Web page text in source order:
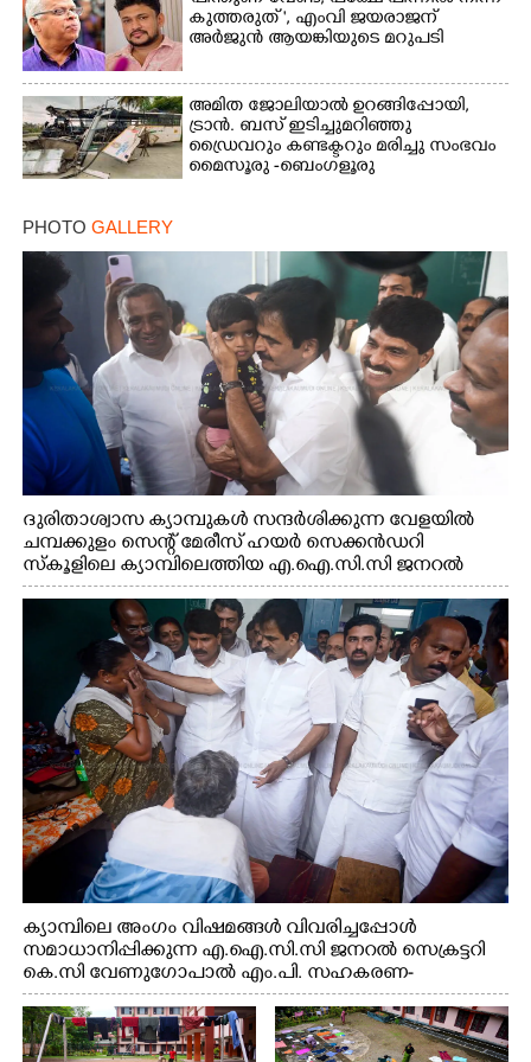
കുത്തരുത് ", എംവി ജയരാജന്
അർജുൻ ആയങ്കിയുടെ മറുപടി
അമിത ജോലിയാൽ ഉറങ്ങിപ്പോയി,
ട്രാൻ. ബസ് ഇടിച്ചുമറിഞ്ഞു
ഡ്രൈവറും കണ്ടക്ടറും മരിച്ചു സംഭവം
മൈസൂരു -ബെംഗളൂരു
PHOTO GALLERY
ദുരിതാശ്വാസ ക്യാമ്പുകൾ സന്ദർശിക്കുന്ന വേളയിൽ
ചമ്പക്കുളം സെന്റ് മേരീസ് ഹയർ സെക്കൻഡറി
സ്കൂളിലെ ക്യാമ്പിലെത്തിയ എ.ഐ.സി.സി ജനറൽ
സെക്രട്ടറി കെ.സി വേണുഗോപാൽ എം.പി കുരുന്നിനെ
എടുത്ത് ലാളിച്ചപ്പോൾ. സഹകരണ-എക്സൈസ്
വകുപ്പ് മന്ത്രി എം. ലിജു, കൃഷിവകുപ്പ് മന്ത്രി ടി. സിദ്ദിഖ്,
റെജി ചെറിയാൻ എം. എൽ. എ എന്നിവർ സമീപം
ക്യാമ്പിലെ അംഗം വിഷമങ്ങൾ വിവരിച്ചപ്പോൾ
സമാധാനിപ്പിക്കുന്ന എ.ഐ.സി.സി ജനറൽ സെക്രട്ടറി
കെ.സി വേണുഗോപാൽ എം.പി. സഹകരണ-
എക്സൈസ് വകുപ്പ് മന്ത്രി എം. ലിജു, എന്നിവർ